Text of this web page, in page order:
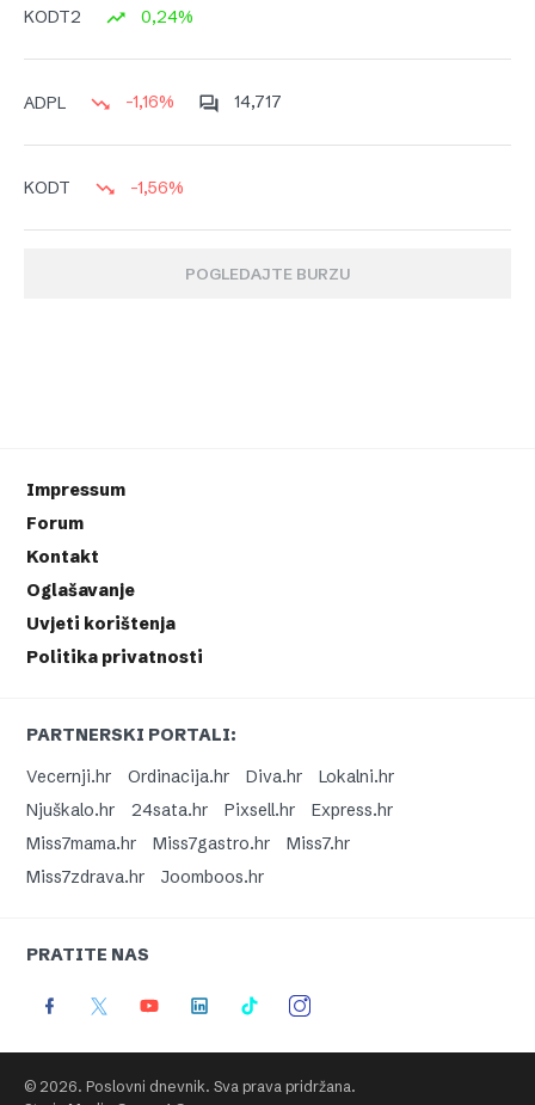
KODT2 0,24%
ADPL -1,16% 14,717
KODT -1,56%
POGLEDAJTE BURZU
Impressum
Forum
Kontakt
Oglašavanje
Uvjeti korištenja
Politika privatnosti
PARTNERSKI PORTALI:
Vecernji.hr
Ordinacija.hr Diva.hr
Lokalni.hr
Njuškalo.hr
24sata.hr Pixsell.hr
Express.hr
Miss7mama.hr
Miss7gastro.hr
Miss7.hr
Miss7zdrava.hr
Joomboos.hr
PRATITE NAS
© 2026. Poslovni dnevnik. Sva prava pridržana.